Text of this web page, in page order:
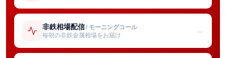
非鉄相場配信/ モーニングコール
毎朝の非鉄金属相場をお届け
→